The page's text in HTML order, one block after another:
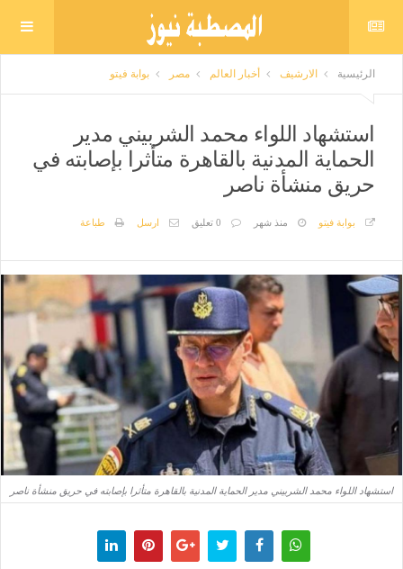
الرئيسية الارشيف أخبار العالم مصر بوابة فيتو
استشهاد اللواء محمد الشربيني مدير
الحماية المدنية بالقاهرة متأثرا بإصابته في
حريق منشأة ناصر
بوابة فيتو منذ شهر 0 تعليق ارسل طباعة
استشهاد اللواء محمد الشربيني مدير الحماية المدنية بالقاهرة متأثرا بإصابته في حريق منشأة ناصر